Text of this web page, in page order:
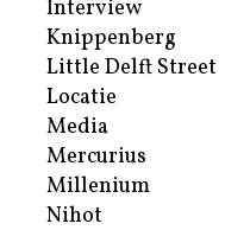
Interview
Knippenberg
Little Delft Street
Locatie
Media
Mercurius
Millenium
Nihot